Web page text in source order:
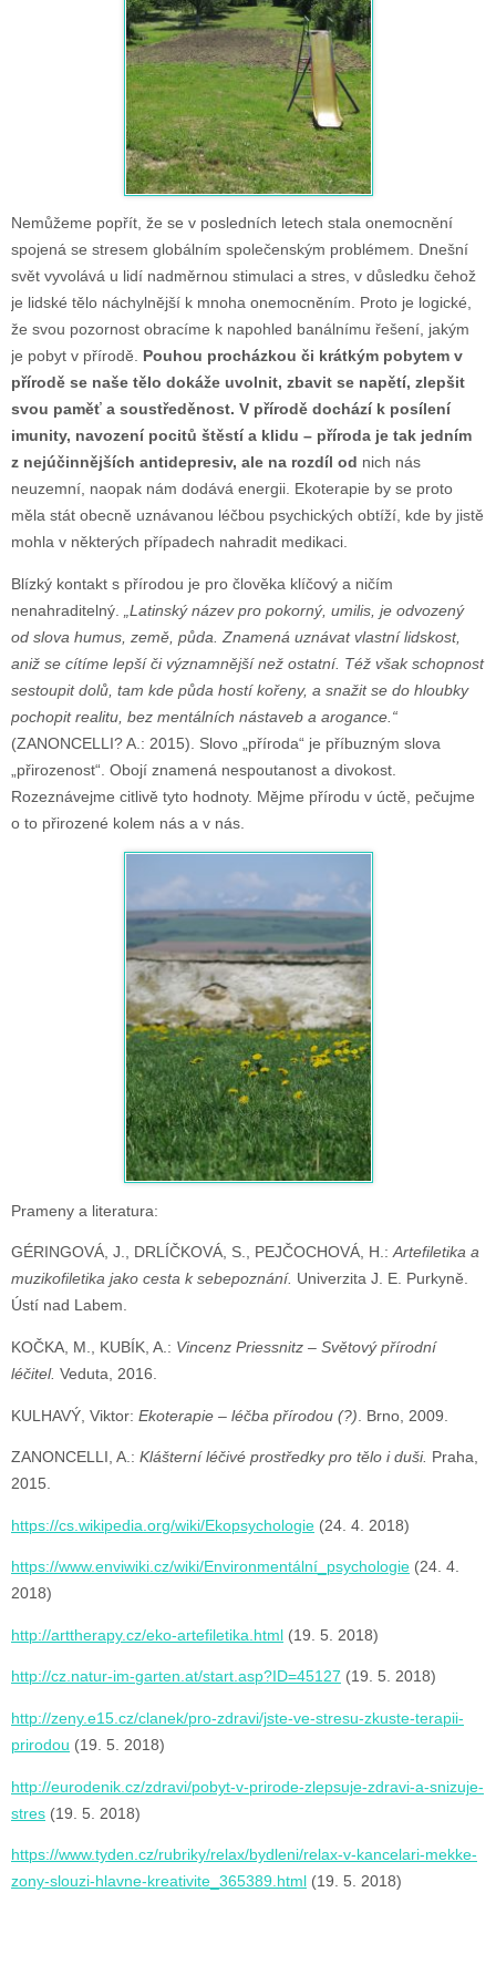
Nemůžeme popřít, že se v posledních letech stala onemocnění
spojená se stresem globálním společenským problémem. Dnešní
svět vyvolává u lidí nadměrnou stimulaci a stres, v důsledku čehož
je lidské tělo náchylnější k mnoha onemocněním. Proto je logické,
že svou pozornost obracíme k napohled banálnímu řešení, jakým
je pobyt v přírodě. Pouhou procházkou či krátkým pobytem v
přírodě se naše tělo dokáže uvolnit, zbavit se napětí, zlepšit
svou paměť a soustředěnost. V přírodě dochází k posílení
imunity, navození pocitů štěstí a klidu – příroda je tak jedním
z nejúčinnějších antidepresiv, ale na rozdíl od nich nás
neuzemní, naopak nám dodává energii. Ekoterapie by se proto
měla stát obecně uznávanou léčbou psychických obtíží, kde by jistě
mohla v některých případech nahradit medikaci.
Blízký kontakt s přírodou je pro člověka klíčový a ničím
nenahraditelný.
„Latinský název pro pokorný, umilis, je odvozený
od slova humus, země, půda. Znamená uznávat vlastní lidskost,
aniž se cítíme lepší či významnější než ostatní. Též však schopnost
sestoupit dolů, tam kde půda hostí kořeny, a snažit se do hloubky
pochopit realitu, bez mentálních nástaveb a arogance.“
(ZANONCELLI? A.: 2015). Slovo „příroda“ je příbuzným slova
„přirozenost“. Obojí znamená nespoutanost a divokost.
Rozeznávejme citlivě tyto hodnoty. Mějme přírodu v úctě, pečujme
o to přirozené kolem nás a v nás.
Prameny a literatura:
GÉRINGOVÁ, J., DRLÍČKOVÁ, S., PEJČOCHOVÁ, H.:Artefiletika a
muzikofiletika jako cesta k sebepoznání. Univerzita J. E. Purkyně.
Ústí nad Labem.
KOČKA, M., KUBÍK, A.: Vincenz Priessnitz – Světový přírodní
léčitel. Veduta, 2016.
KULHAVÝ, Viktor: Ekoterapie – léčba přírodou (?) . Brno, 2009.
ZANONCELLI, A.: Klášterní léčivé prostředky pro tělo i duši. Praha,
2015.
https://cs.wikipedia.org/wiki/Ekopsychologie (24. 4. 2018)
https://www.enviwiki.cz/wiki/Environmentální_psychologie (24. 4.
2018)
http://arttherapy.cz/eko-artefiletika.html (19. 5. 2018)
http://cz.natur-im-garten.at/start.asp?ID=45127 (19. 5. 2018)
http://zeny.e15.cz/clanek/pro-zdravi/jste-ve-stresu-zkuste-terapii-
prirodou (19. 5. 2018)
http://eurodenik.cz/zdravi/pobyt-v-prirode-zlepsuje-zdravi-a-snizuje-
stres (19. 5. 2018)
https://www.tyden.cz/rubriky/relax/bydleni/relax-v-kancelari-mekke-
zony-slouzi-hlavne-kreativite_365389.html (19. 5. 2018)